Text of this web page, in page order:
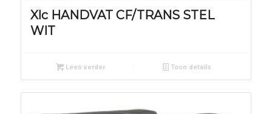
Xlc HANDVAT CF/TRANS STEL
WIT
Lees verder Toon details